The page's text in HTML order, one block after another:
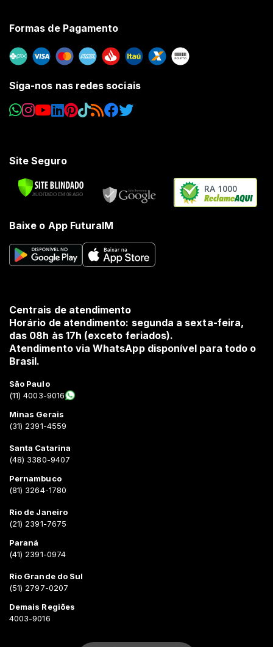
Formas de Pagamento
Siga-nos nas redes sociais
Site Seguro
RA 1000
Baixe o App FuturaIM
Centrais de atendimento
Horário de atendimento: segunda a sexta-feira,
das 08h às 17h (exceto feriados).
Atendimento via WhatsApp disponível para todo o
Brasil.
São Paulo
(11) 4003-9016
Minas Gerais
(31) 2391-4559
Santa Catarina
(48) 3380-9407
Pernambuco
(81) 3264-1780
Rio de Janeiro
(21) 2391-7675
Paraná
(41) 2391-0974
Rio Grande do Sul
(51) 2797-0207
Demais Regiões
4003-9016